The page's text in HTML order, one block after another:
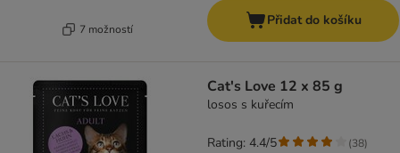
7 možností
Přidat do košíku
Cat's Love 12 x 85 g
losos s kuřecím
Rating: 4.4/5 (38)